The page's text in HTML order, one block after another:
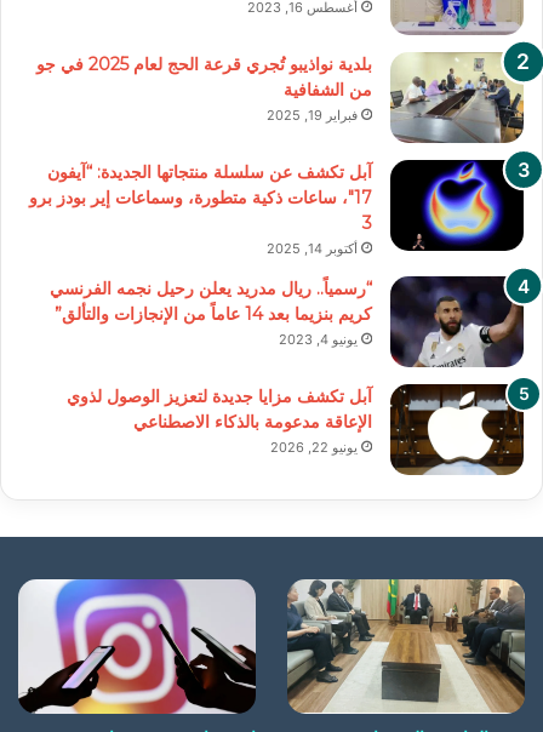
أغسطس 16, 2023
بلدية نواذيبو تُجري قرعة الحج لعام 2025 في جو
من الشفافية
فبراير 19, 2025
آبل تكشف عن سلسلة منتجاتها الجديدة: “آيفون
17″، ساعات ذكية متطورة، وسماعات إير بودز برو
3
أكتوبر 14, 2025
“رسمياً.. ريال مدريد يعلن رحيل نجمه الفرنسي
كريم بنزيما بعد 14 عاماً من الإنجازات والتألق”
يونيو 4, 2023
آبل تكشف مزايا جديدة لتعزيز الوصول لذوي
الإعاقة مدعومة بالذكاء الاصطناعي
يونيو 22, 2026